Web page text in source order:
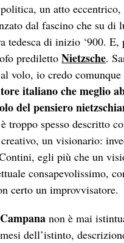
un atto eccentrico,
dal fascino che su di
tedesca di inizio ‘900.
predilettoNietzsche.
volo, io credo
italiano che meglio
del pensiero
troppo spesso descritto
un visionario:
egli più che un
consapevolissimo,
certo un improvvisatore.
non è mai
dell’istinto,